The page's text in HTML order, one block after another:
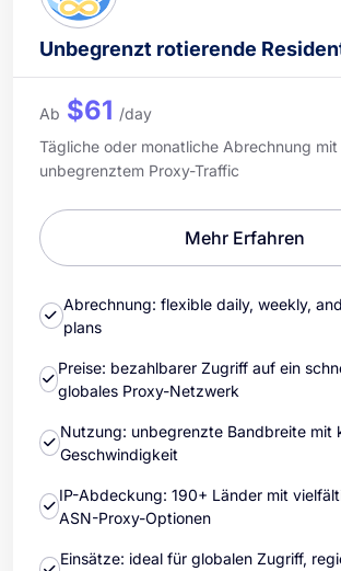
Unbegrenzt rotierende
Ab $61 /day
Tägliche oder monatliche Abrechnung
unbegrenztem Proxy-Traffic
Mehr Erfahren
Abrechnung: flexible daily, weekly,
plans
Preise: bezahlbarer Zugriff auf ein
globales Proxy-Netzwerk
Nutzung: unbegrenzte Bandbreite mit
Geschwindigkeit
IP-Abdeckung: 190+ Länder mit
ASN-Proxy-Optionen
Einsätze: ideal für globalen Zugriff,